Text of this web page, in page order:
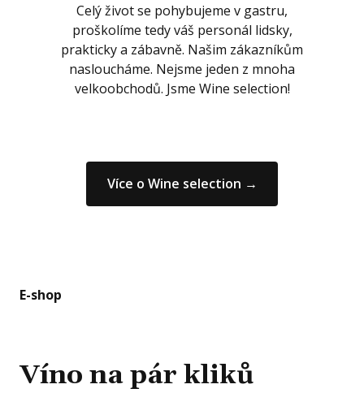
Celý život se pohybujeme v gastru,
proškolíme tedy váš personál lidsky,
prakticky a zábavně. Našim zákazníkům
nasloucháme. Nejsme jeden z mnoha
velkoobchodů. Jsme Wine selection!
Více o Wine selection →
E-shop
Víno na pár kliků